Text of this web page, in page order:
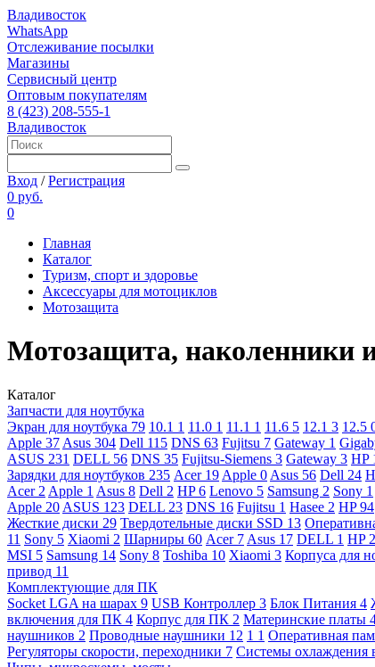
Владивосток
WhatsApp
Отслеживание посылки
Магазины
Сервисный центр
Оптовым покупателям
8 (423) 208-555-1
Владивосток
Вход /Регистрация
0 руб.
0
Главная
Каталог
Туризм, спорт и здоровье
Аксессуары для мотоциклов
Мотозащита
Мотозащита, наколенники
Каталог
Запчасти для ноутбука
Экран для ноутбука 79 10.1 1 11.0 1 11.1 1 11.6 5 12.1 3 12.5
Apple 37 Asus 304 Dell 115 DNS 63 Fujitsu 7 Gateway 1
ASUS 231 DELL 56 DNS 35 Fujitsu-Siemens 3 Gateway 3 HP
Зарядки для ноутбуков 235 Acer 19 Apple 0 Asus 56 Dell 24
Acer 2 Apple 1 Asus 8 Dell 2 HP6 Lenovo 5 Samsung 2 Sony 1
Apple 20 ASUS 123 DELL 23 DNS 16 Fujitsu 1 Hasee 2 HP94
Жесткие диски 29 Твердотельные диски SSD 13
11 Sony 5 Xiaomi 2 Шарниры 60 Acer 7 Asus 17 DELL 1 HP
MSI 5 Samsung 14 Sony 8 Toshiba 10 Xiaomi 3 Корпуса для
привод 11
Комплектующие для ПК
Socket LGA на шарах 9 USB Контроллер 3 Блок Питания 4
включения для ПК 4 Корпус для ПК 2 Материнские платы
наушников 2 Проводные наушники 12 1 1 Оперативная
Регуляторы скорости, переходники 7 Системы охлаждения